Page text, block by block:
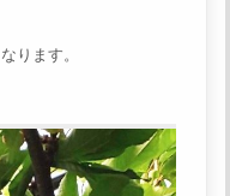
ります。